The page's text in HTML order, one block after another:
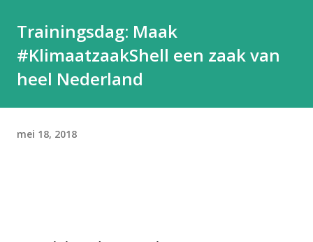
Trainingsdag: Maak
#KlimaatzaakShell een zaak van
heel Nederland
mei 18, 2018